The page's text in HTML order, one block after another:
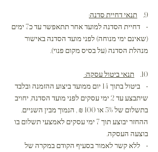
9.
תנאי דחיית סדנה:
• דחיית הסדנה למועד אחר תתאפשר עד כ7 ימים
(שאינם ימי מנוחה) לפני מועד הסדנה באישור
מנהלת הסדנה (על בסיס מקום פנוי).
10.
תנאי ביטול עסקה:
• ביטול בתוך 14 יום ממועד ביצוע ההזמנה ובלבד
שיתבצע עד 2 ימי עסקים לפני מועד הסדנה, יחויב
בתשלום של 5% או 100 ₪ , הנמוך מבין השניים.
ההחזר יבוצע תוך 7 ימי עסקים לאמצעי תשלום בו
בוצעה העסקה.
• ללא קשר לאמור בסעיף הקודם במקרה של